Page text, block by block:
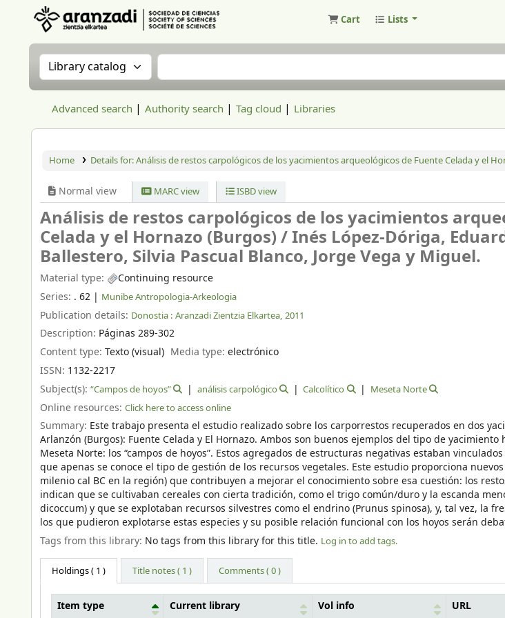
Cart Lists
Search the catalog by:Search the catalog
Advanced search Authority search Tag cloud Libraries
Home Details for:Análisis de restos carpológicos de los yacimientos arqueológicos de Fuente Celada y el
Normal view MARC view ISBD view
Análisis de restos carpológicos de los yacimientos
Celada y el Hornazo (Burgos) /Inés López-Dóriga,
Ballestero, Silvia Pascual Blanco, Jorge Vega y Miguel.
Material type:
Continuing resource
Series: . 62 | Munibe Antropologia-Arkeologia
Publication details: Donostia : Aranzadi Zientzia Elkartea, 2011
Description: Páginas 289-302
Content type: Texto (visual) Media type:electrónico
ISSN: 1132-2217
Subject(s): “Campos de hoyos” análisis carpológico Calcolítico Meseta Norte
Online resources: Click here to access online
Summary: Este trabajo presenta el estudio realizado sobre los carporrestos recuperados en dos
Arlanzón (Burgos): Fuente Celada y El Hornazo. Ambos son buenos ejemplos del tipo de
Meseta Norte: los “campos de hoyos”. Estos agregados de estructuras negativas estaban
que apenas se conoce el tipo de gestión de los recursos vegetales. Este estudio proporciona
milenio cal BC en la región) que contribuyen a mejorar el conocimiento sobre esa cuestión: los
indican que se cultivaban cereales con cierta tradición, como el trigo común/duro y la escanda
dicoccum) y que se explotaban recursos silvestres como el endrino (Prunus spinosa), y, tal vez, la
los que pudieron explotarse estas especies y su posible relación funcional con los hoyos serán
Tags from this library: No tags from this library for this title. Log in to add tags.
Holdings( 1 ) Title notes ( 1 ) Comments ( 0 )
Item type Current library Vol info URL